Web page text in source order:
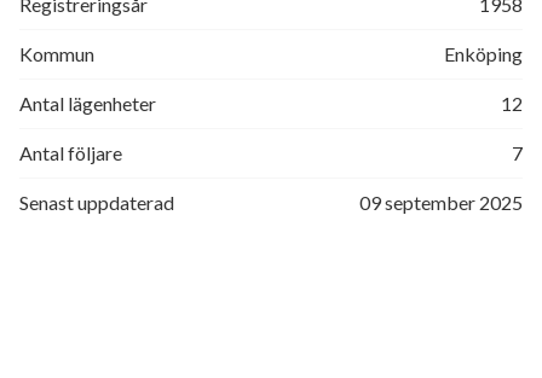
Kommun Enköping
Antal lägenheter 12
Antal följare 7
Senast uppdaterad 09 september 2025